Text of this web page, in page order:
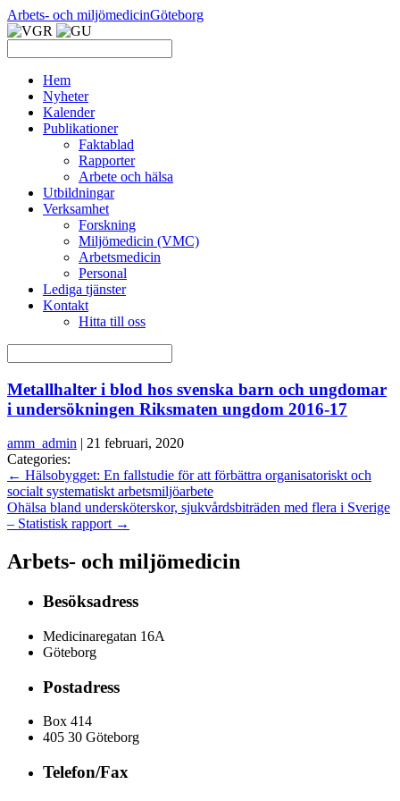
Arbets- och miljömedicinGöteborg
Hem
Nyheter
Kalender
Publikationer
Faktablad
Rapporter
Arbete och hälsa
Utbildningar
Verksamhet
Forskning
Miljömedicin (VMC)
Arbetsmedicin
Personal
Lediga tjänster
Kontakt
Hitta till oss
Metallhalter i blod hos svenska barn och ungdomar
i undersökningen Riksmaten ungdom 2016-17
amm_admin | 21 februari, 2020
Categories:
← Hälsobygget: En fallstudie för att förbättra organisatoriskt och
socialt systematiskt arbetsmiljöarbete
Ohälsa bland undersköterskor, sjukvårdsbiträden med flera i Sverige
– Statistisk rapport →
Arbets- och miljömedicin
Besöksadress
Medicinaregatan 16A
Göteborg
Postadress
Box 414
405 30 Göteborg
Telefon/Fax